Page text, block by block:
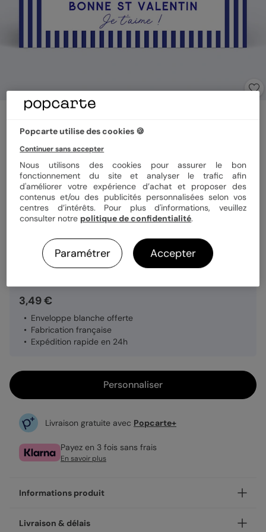
Traits bleus
Format 12x17 cm
Papier Papier Satiné
Quantité 1 carte
3,49 €
Enveloppe blanche offerte
Fabrication française
Expédition rapide en 24h
Personnaliser
Livraison gratuite avec Popcarte+
Payez en 3 fois sans frais
En savoir plus
Informations produit
Personnalisez votre carte d'amour Traits bleus, disponible
Livraison & délais
Popcarte utilise des cookies 🍪
Continuer sans accepter
Nous utilisons des cookies pour assurer le bon
fonctionnement du site et analyser le trafic afin
d'améliorer votre expérience d’achat et proposer des
contenus et/ou des publicités personnalisées selon vos
centres d’intérêts. Pour plus d'informations, veuillez
consulter notre politique de confidentialité.
Paramétrer Accepter